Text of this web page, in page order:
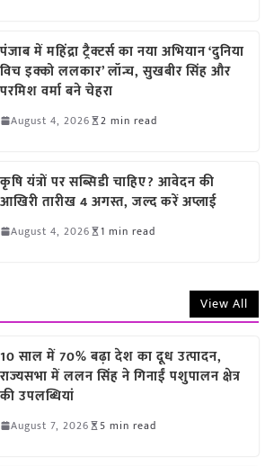
पंजाब में महिंद्रा ट्रैक्टर्स का नया अभियान ‘दुनिया
विच इक्को ललकार’ लॉन्च, सुखबीर सिंह और
परमिश वर्मा बने चेहरा
August 4, 2026 2 min read
कृषि यंत्रों पर सब्सिडी चाहिए? आवेदन की
आखिरी तारीख 4 अगस्त, जल्द करें अप्लाई
August 4, 2026 1 min read
View All
10 साल में 70% बढ़ा देश का दूध उत्पादन,
राज्यसभा में ललन सिंह ने गिनाईं पशुपालन क्षेत्र
की उपलब्धियां
August 7, 2026 5 min read